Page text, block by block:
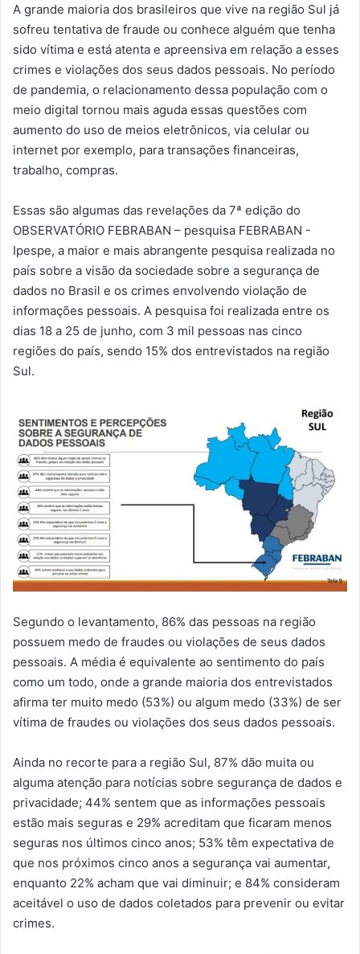
A grande maioria dos brasileiros que vive na região Sul já
sofreu tentativa de fraude ou conhece alguém que tenha
sido vítima e está atenta e apreensiva em relação a esses
crimes e violações dos seus dados pessoais. No período
de pandemia, o relacionamento dessa população com o
meio digital tornou mais aguda essas questões com
aumento do uso de meios eletrônicos, via celular ou
internet por exemplo, para transações financeiras,
trabalho, compras.
Essas são algumas das revelações da 7ª edição do
OBSERVATÓRIO FEBRABAN – pesquisa FEBRABAN -
Ipespe, a maior e mais abrangente pesquisa realizada no
país sobre a visão da sociedade sobre a segurança de
dados no Brasil e os crimes envolvendo violação de
informações pessoais. A pesquisa foi realizada entre os
dias 18 a 25 de junho, com 3 mil pessoas nas cinco
regiões do país, sendo 15% dos entrevistados na região
Sul.
Segundo o levantamento, 86% das pessoas na região
possuem medo de fraudes ou violações de seus dados
pessoais. A média é equivalente ao sentimento do país
como um todo, onde a grande maioria dos entrevistados
afirma ter muito medo (53%) ou algum medo (33%) de ser
vítima de fraudes ou violações dos seus dados pessoais.
Ainda no recorte para a região Sul, 87% dão muita ou
alguma atenção para notícias sobre segurança de dados e
privacidade; 44% sentem que as informações pessoais
estão mais seguras e 29% acreditam que ficaram menos
seguras nos últimos cinco anos; 53% têm expectativa de
que nos próximos cinco anos a segurança vai aumentar,
enquanto 22% acham que vai diminuir; e 84% consideram
aceitável o uso de dados coletados para prevenir ou evitar
crimes.